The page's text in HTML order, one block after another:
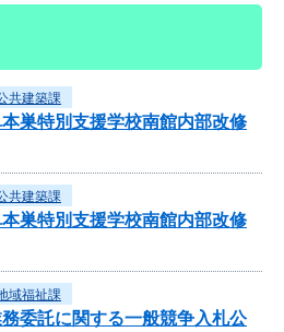
共建築課
本巣特別支援学校南館内部改修
共建築課
本巣特別支援学校南館内部改修
域福祉課
委託に関する一般競争入札公